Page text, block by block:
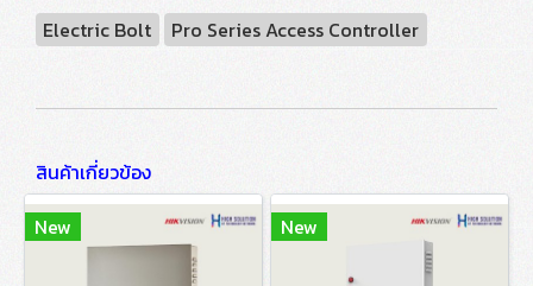
Electric Bolt
Pro Series Access Controller
สินค้าเกี่ยวข้อง
New
New